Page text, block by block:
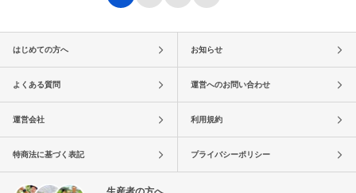
はじめての方へ お知らせ
よくある質問 運営へのお問い合わせ
運営会社 利用規約
特商法に基づく表記 プライバシーポリシー